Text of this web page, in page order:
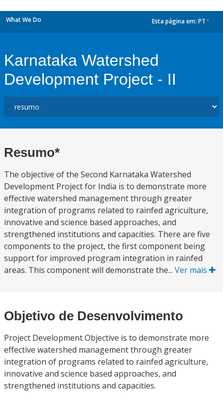
What We Do Esta página em: PT
Karnataka Watershed
Development Project - II
Resumo*
The objective of the Second Karnataka Watershed
Development Project for India is to demonstrate more
effective watershed management through greater
integration of programs related to rainfed agriculture,
innovative and science based approaches, and
strengthened institutions and capacities. There are five
components to the project, the first component being
support for improved program integration in rainfed
areas. This component will demonstrate the... Ver mais
Objetivo de Desenvolvimento
Project Development Objective is to demonstrate more
effective watershed management through greater
integration of programs related to rainfed agriculture,
innovative and science based approaches, and
strengthened institutions and capacities.